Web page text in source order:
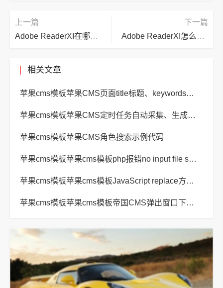
上一篇
Adobe ReaderXI在哪查看历史记录?Adobe ReaderXI查看历史记录的方法
下一篇
Adobe ReaderXI怎么放大页面内容?Adobe ReaderXI放大页面内容的方法
相关文章
苹果cms模板苹果CMS页面title标题、keywords关键词、description描述SEO优化
苹果cms模板苹果CMS定时任务自动采集、生成、推送
苹果cms模板苹果CMS角色搜索示例代码
苹果cms模板苹果cms模板php报错no input file specified解决方法
苹果cms模板苹果cms模板JavaScript replace方法替换字符串空格方法
苹果cms模板苹果cms模板帝国CMS弹出窗口下载方式改为点击链接直接下载教程